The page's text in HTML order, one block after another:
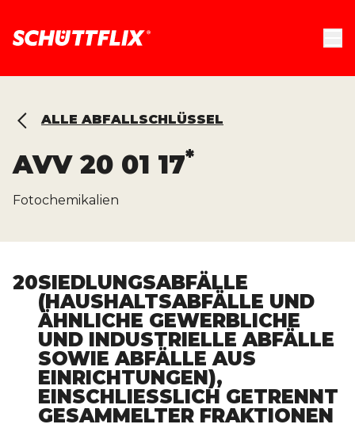
ALLE ABFALLSCHLÜSSEL
AVV 20 01 17*
Fotochemikalien
20SIEDLUNGSABFÄLLE
(HAUSHALTSABFÄLLE UND
ÄHNLICHE GEWERBLICHE
UND INDUSTRIELLE ABFÄLLE
SOWIE ABFÄLLE AUS
EINRICHTUNGEN),
EINSCHLIESSLICH GETRENNT G
ESAMMELTER FRAKTIONEN